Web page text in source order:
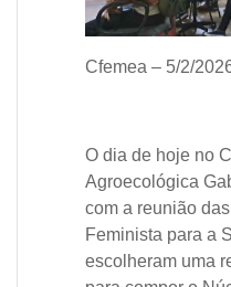
Cfemea – 5/2/
O dia de hoje no
Agroecológica
com a reunião
Feminista para a
escolheram uma